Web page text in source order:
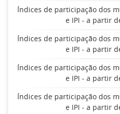
Índices de participação dos
e IPI - a partir
Índices de participação dos
e IPI - a partir
Índices de participação dos
e IPI - a partir
Índices de participação dos
e IPI - a partir